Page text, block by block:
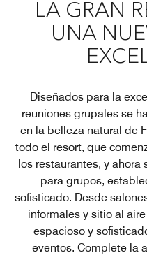
LA GRAN
UNA
Diseñados para la
reuniones grupales se
en la belleza natural de
todo el resort, que
los restaurantes, y
para grupos,
sofisticado. Desde
informales y sitio al
espacioso y
eventos. Complete la